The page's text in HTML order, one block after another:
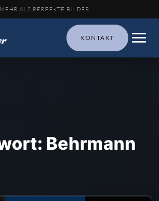
MEHR ALS PERFEKTE BILDER
KONTAKT
Behrmann